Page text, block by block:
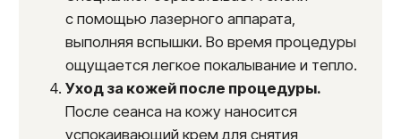
До После